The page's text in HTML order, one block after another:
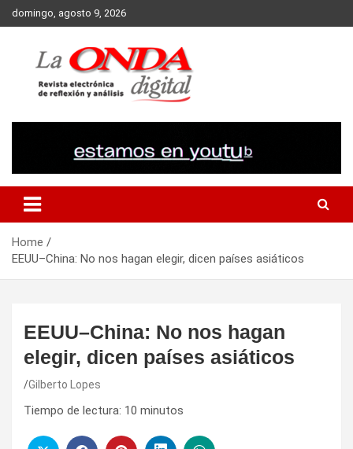
Skip
to
domingo, agosto 9, 2026
Home
EEUU–China: No nos hagan elegir, dicen países asiáticos
EEUU–China: No nos hagan
elegir, dicen países asiáticos
Gilberto Lopes
Tiempo de lectura: 10 minutos